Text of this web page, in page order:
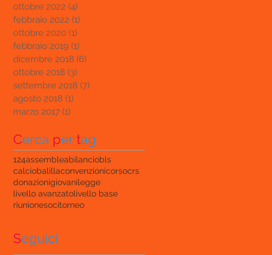
ottobre 2022 (4)
febbraio 2022 (1)
ottobre 2020 (1)
febbraio 2019 (1)
dicembre 2018 (6)
ottobre 2018 (3)
settembre 2018 (7)
agosto 2018 (1)
marzo 2017 (1)
Cerca pertag
124assembleabilanciobls
calciobalillaconvenzionicorsocrs
donazionigiovanilegge
livello avanzatolivello base
riunionesocitorneo
Seguici